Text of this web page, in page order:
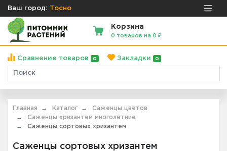
Ваш город: Тосно
Корзина
0 товаров на 0 ₽
Сравнение товаров 0 Закладки 0
Главная Каталог
Саженцы цветов
Саженцы хризантем многолетние
Саженцы сортовых хризантем
Саженцы сортовых хризантем